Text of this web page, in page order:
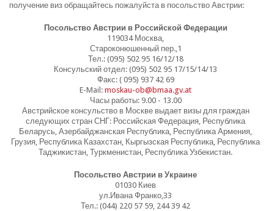
получение виз обращайтесь пожалуйста в посольство Австрии:
Посольство Австрии в Российской Федерации
119034 Москва,
Староконюшенный пер.,1
Тел.: (095) 502 95 16/12/18
Консульский отдел: (095) 502 95 17/15/14/13
Факс: ( 095) 937 42 69
E-Mail:moskau-ob@bmaa.gv.at
Часы работы: 9.00 - 13.00
Австрийское консульство в Москве выдает визы для граждан
следующих стран СНГ: Российская Федерация, Республика
Беларусь, Азербайджанская Республика, Республика Армения,
Грузия, Республика Казахстан, Кыргызская Республика, Республика
Таджикистан, Туркменистан, Республика Узбекистан.
Посольство Австрии в Украине
01030 Киев
ул.Ивана Франко,33
Тел.: (044) 220 57 59, 244 39 42